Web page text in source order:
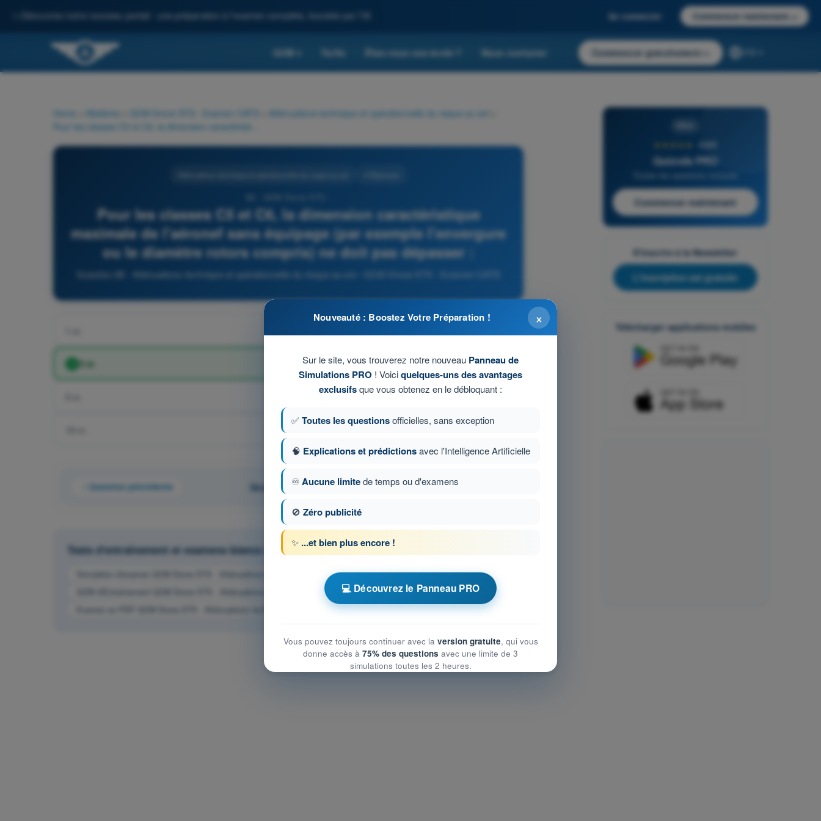
Découvrez notre nouveau portail : une préparation à l'examen complète, boostée par l'IA Se connecter Commencer maintenant
QCM Tarifs Êtes-vous une école ? Nous contacter Commencer gratuitement
Home Matières QCM Drone STS - Examen CATS Atténuations technique et opérationnelle du risque au sol
Pour les classes C5 et C6, la dimension caractéristique
maximale de l'aéronef sans équipage (par exemple l'envergure
ou le diamètre rotors compris) ne doit pas dépasser :
Question 86 - Atténuations technique et opérationnelle du risque au sol - QCM Drone STS - Examen CATS
3 m
Question précédente Question 86 sur 103 Question suivante
Tests d'entraînement et examens blancs chronométrés QCM Drone STS - Examen CATS
Simulation d'examen QCM Drone STS - Atténuations technique et opérationnelle du risque au sol
QCM d'Entraînement QCM Drone STS - Atténuations technique et opérationnelle du risque au sol
Examen en PDF QCM Drone STS - Atténuations technique et opérationnelle du risque au sol
4,6/5
Quizvds PRO
Commencer maintenant
S'inscrire à la Newsletter
L'inscription est gratuite
Télécharger applications mobiles
×
Nouveauté : Boostez Votre Préparation !
Sur le site, vous trouverez notre nouveau Panneau de
Simulations PRO ! Voiciquelques-uns des avantages
exclusifsque vous obtenez en le débloquant :
✅Toutes les questionsofficielles, sans exception
🧠 Explications et prédictionsavec l'Intelligence Artificielle
♾️Aucune limitede temps ou d'examens
🚫 Zéro publicité
✨ ...et bien plus encore !
💻 Découvrez le Panneau PRO
Vous pouvez toujours continuer avec la version gratuite, qui vous
donne accès à 75% des questions avec une limite de 3
simulations toutes les 2 heures.